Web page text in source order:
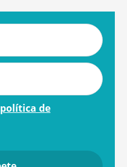
política de